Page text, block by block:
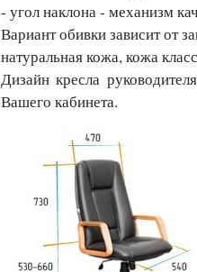
- угол наклона - механизм
Вариант обивки зависит от
натуральная кожа, кожа
Дизайн кресла
Вашего кабинета.